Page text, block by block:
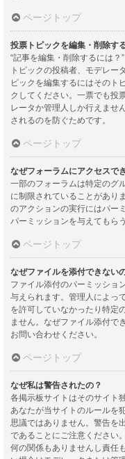
ページトップ
投票トピックを編集・削除す
“記事を編集・削除するには
トピックの投稿者、モデレー
ピックを編集するにはそのト
クしてください。一票でも投
レータか管理人しか行えませ
されるのを防ぐためです。
ページトップ
なぜフォーラムにアクセスで
一部のフォーラムは特定のグ
に制限されていることがあり
のアクションの実行にはパー
パーミッションを与えてもら
ページトップ
なぜファイルを添付できない
ファイル添付のパーミッショ
与えられます。管理人によっ
を許可していなかったり特定
ません。なぜファイル添付で
お問い合わせください。
ページトップ
なぜ私は警告されたの？
各掲示板サイトはそのサイト
あなたが当サイトのルールを
思議ではありません。警告を
であることにご注意ください
何の関係もありませんし責任